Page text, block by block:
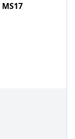
MS17